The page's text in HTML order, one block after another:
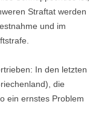
Straftat werden
und im
In den letzten
die
ein ernstes Problem